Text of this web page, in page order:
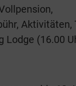
Aktivitäten,
Lodge (16.00